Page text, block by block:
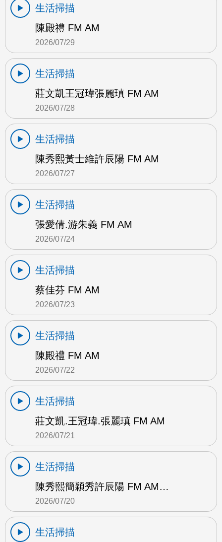
生活掃描
陳殿禮 FM AM
2026/07/29
生活掃描
莊文凱王冠瑋張麗瑱 FM AM
2026/07/28
生活掃描
陳秀熙黃士維許辰陽 FM AM
2026/07/27
生活掃描
張愛倩.游朱義 FM AM
2026/07/24
生活掃描
蔡佳芬 FM AM
2026/07/23
生活掃描
陳殿禮 FM AM
2026/07/22
生活掃描
莊文凱.王冠瑋.張麗瑱 FM AM
2026/07/21
生活掃描
陳秀熙簡穎秀許辰陽 FM AM…
2026/07/20
生活掃描